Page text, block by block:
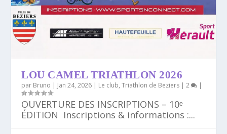
LOU CAMEL TRIATHLON 2026
par Bruno Jan 24, 2026 Le club,Triathlon de Beziers |2
OUVERTURE DES INSCRIPTIONS – 10ᵉ
ÉDITION Inscriptions & informations :...